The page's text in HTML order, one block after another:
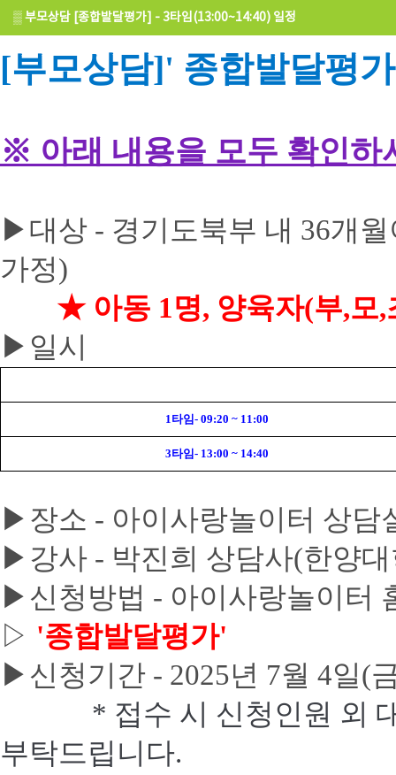
▒부모상담 [종합발달평가] - 3타임(13:00~14:40) 일정
[부모상담]' 종합발달평
※ 아래 내용을 모두 확인하
▶대상 - 경기도북부 내 36개
가정)
★ 아동 1명, 양육자(부,모,
▶ 일시
1타임 - 09:20 ~ 11:00
3타임 - 13:00 ~ 14:40
▶장소 - 아이사랑놀이터 상담
▶강사 - 박진희 상담사(한양
▶신청방법 - 아이사랑놀이
▷ '종합발달평가'
▶신청기간 - 2025년 7월 4일(
* 접수 시 신청인원 외
부탁드립니다.